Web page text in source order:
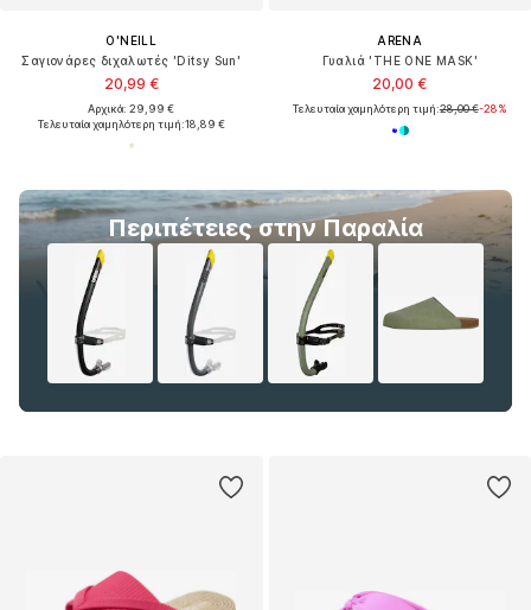
O'NEILL
Σαγιονάρες διχαλωτές 'Ditsy Sun'
20,99 €
Αρχικά: 29,99 €
Τελευταία χαμηλότερη τιμή:18,89 €
ARENA
Γυαλιά 'THE ONE MASK'
20,00 €
Τελευταία χαμηλότερη τιμή:28,00 €-28%
Περιπέτειες στην Παραλία